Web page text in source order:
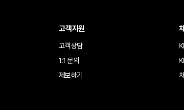
고객지원
고객상담
1:1 문의
제보하기